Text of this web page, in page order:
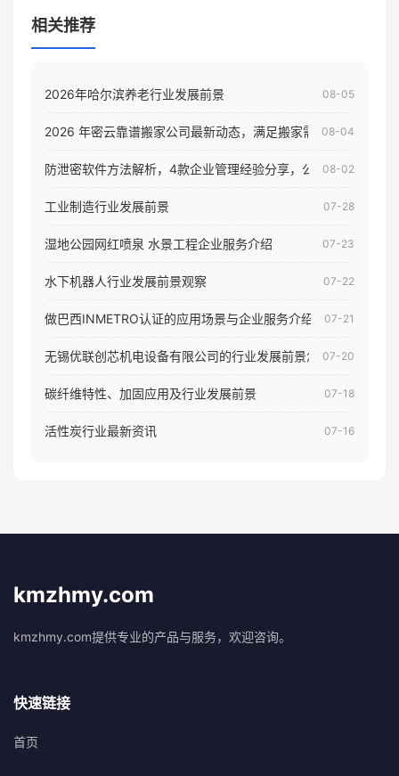
相关推荐
2026年哈尔滨养老行业发展前景 08-05
2026 年密云靠谱搬家公司最新动态，满足搬家需求！08-04
防泄密软件方法解析，4款企业管理经验分享，公司员工电脑核
08-02
工业制造行业发展前景 07-28
湿地公园网红喷泉 水景工程企业服务介绍 07-23
水下机器人行业发展前景观察 07-22
做巴西INMETRO认证的应用场景与企业服务介绍 07-21
无锡优联创芯机电设备有限公司的行业发展前景怎样07-20
碳纤维特性、加固应用及行业发展前景 07-18
活性炭行业最新资讯 07-16
kmzhmy.com
kmzhmy.com提供专业的产品与服务，欢迎咨询。
快速链接
首页